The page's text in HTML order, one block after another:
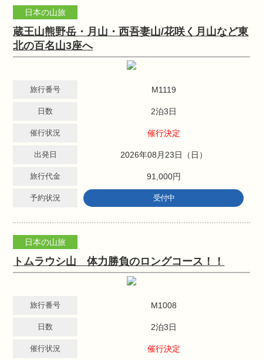
日本の山旅
蔵王山熊野岳・月山・西吾妻山/花咲く月山など東
北の百名山3座へ
旅行番号 M1119
日数 2泊3日
催行状況 催行決定
出発日 2026年08月23日（日）
旅行代金 91,000円
予約状況 受付中
日本の山旅
トムラウシ山 体力勝負のロングコース！！
旅行番号 M1008
日数 2泊3日
催行状況 催行決定